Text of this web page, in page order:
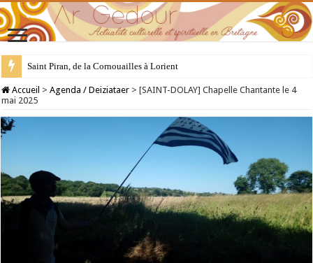
Saint Piran, de la Cornouailles à Lorient
28 juillet : Saint Samson de Dol, père de la Bretagne chrétienne
Accueil > Agenda / Deiziataer > [SAINT-DOLAY] Chapelle Chantante le 4
mai 2025